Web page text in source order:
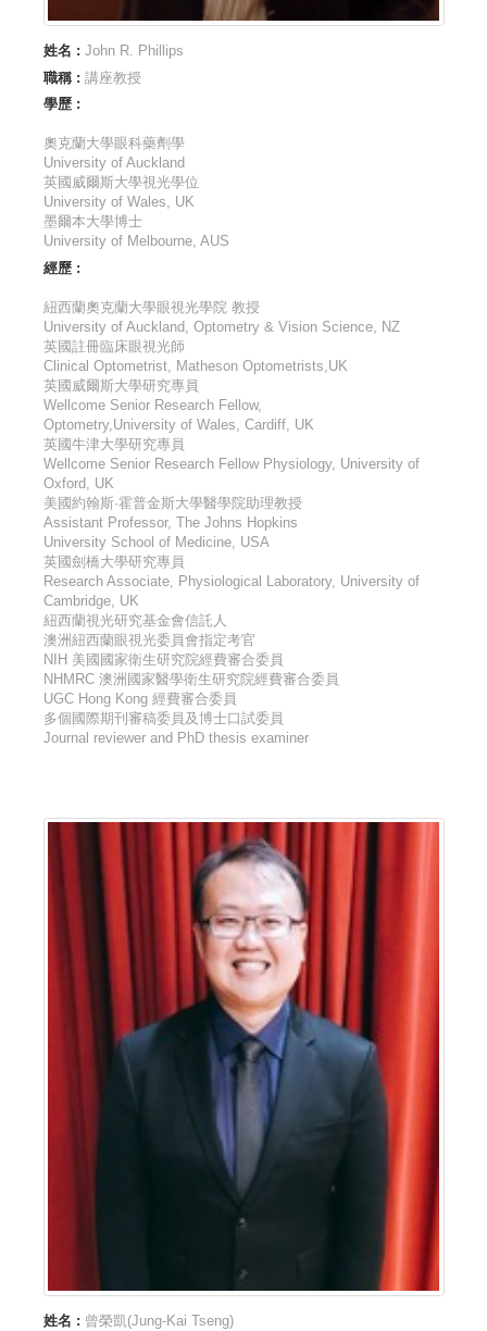
姓名 : John R. Phillips
職稱 : 講座教授
學歷 :
奧克蘭大學眼科藥劑學
University of Auckland
英國威爾斯大學視光學位
University of Wales, UK
墨爾本大學博士
University of Melbourne, AUS
經歷 :
紐西蘭奧克蘭大學眼視光學院 教授
University of Auckland, Optometry & Vision Science, NZ
英國註冊臨床眼視光師
Clinical Optometrist, Matheson Optometrists,UK
英國威爾斯大學研究專員
Wellcome Senior Research Fellow,
Optometry,University of Wales, Cardiff, UK
英國牛津大學研究專員
Wellcome Senior Research Fellow Physiology, University of
Oxford, UK
美國約翰斯·霍普金斯大學醫學院助理教授
Assistant Professor, The Johns Hopkins
University School of Medicine, USA
英國劍橋大學研究專員
Research Associate, Physiological Laboratory, University of
Cambridge, UK
紐西蘭視光研究基金會信託人
澳洲紐西蘭眼視光委員會指定考官
NIH 美國國家衛生研究院經費審合委員
NHMRC 澳洲國家醫學衛生研究院經費審合委員
UGC Hong Kong 經費審合委員
多個國際期刊審稿委員及博士口試委員
Journal reviewer and PhD thesis examiner
姓名 : 曾榮凱(Jung-Kai Tseng)